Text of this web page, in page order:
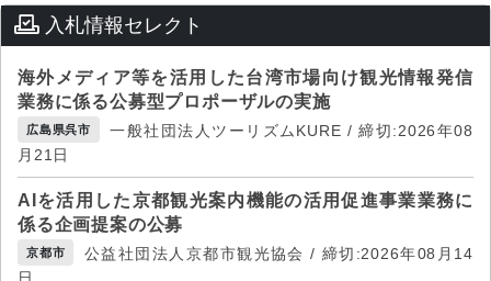
入札情報セレクト
海外メディア等を活用した台湾市場向け観光情報発信
業務に係る公募型プロポーザルの実施
広島県呉市
一般社団法人ツーリズムKURE / 締切:2026年08
月21日
AIを活用した京都観光案内機能の活用促進事業業務に
係る企画提案の公募
京都市
公益社団法人京都市観光協会 / 締切:2026年08月14